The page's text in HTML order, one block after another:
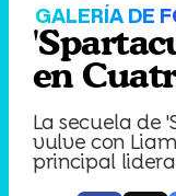
GALERÍA DE
en
La secuela de
vulve con
principal